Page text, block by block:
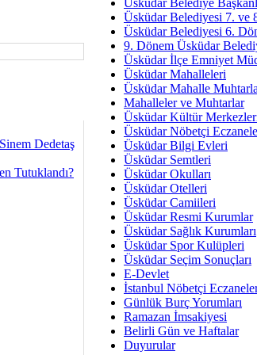
Dedetaş
Tutuklandı?
İmar Sorunlarının Genel
Arakan
Bayramın
Ruhsal
Üsküdar
Üsküdar Belediye
Üsküdar Belediyesi 7. ve
Üsküdar Belediyesi 6.
9. Dönem Üsküdar
Üsküdar İlçe Emniyet
Üsküdar Mahalleleri
Üsküdar Mahalle
Mahalleler ve Muhtarlar
Üsküdar Kültür
Üsküdar Nöbetçi
Üsküdar Bilgi Evleri
Üsküdar Semtleri
Üsküdar Okulları
Üsküdar Otelleri
Üsküdar Camiileri
Üsküdar Resmi Kurumlar
Üsküdar Sağlık Kurumları
Üsküdar Spor Kulüpleri
Üsküdar Seçim Sonuçları
E-Devlet
İstanbul Nöbetçi
Günlük Burç Yorumları
Ramazan İmsakiyesi
Belirli Gün ve Haftalar
Duyurular